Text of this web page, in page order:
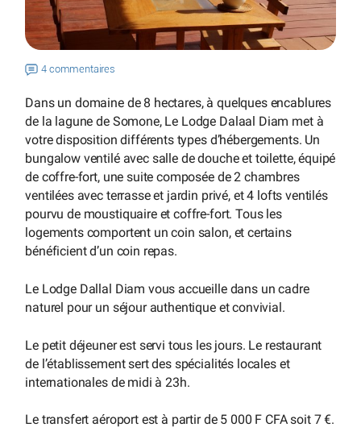
4 commentaires
Dans un domaine de 8 hectares, à quelques encablures
de la lagune de Somone, Le Lodge Dalaal Diam met à
votre disposition différents types d’hébergements. Un
bungalow ventilé avec salle de douche et toilette, équipé
de coffre-fort, une suite composée de 2 chambres
ventilées avec terrasse et jardin privé, et 4 lofts ventilés
pourvu de moustiquaire et coffre-fort. Tous les
logements comportent un coin salon, et certains
bénéficient d’un coin repas.
Le Lodge Dallal Diam vous accueille dans un cadre
naturel pour un séjour authentique et convivial.
Le petit déjeuner est servi tous les jours. Le restaurant
de l’établissement sert des spécialités locales et
internationales de midi à 23h.
Le transfert aéroport est à partir de 5 000 F CFA soit 7 €.